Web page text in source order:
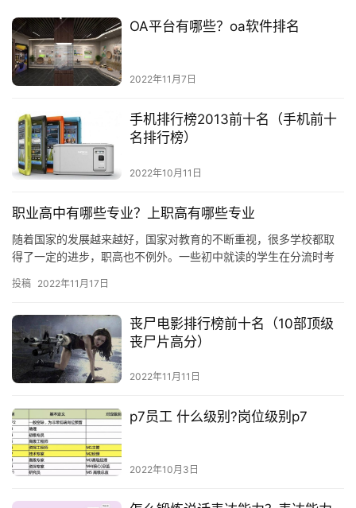
OA平台有哪些？oa软件排名
2022年11月7日
手机排行榜2013前十名（手机前十
名排行榜）
2022年10月11日
职业高中有哪些专业？上职高有哪些专业
随着国家的发展越来越好，国家对教育的不断重视，很多学校都取
得了一定的进步，职高也不例外。一些初中就读的学生在分流时考
习？热…
投稿 2022年11月17日
丧尸电影排行榜前十名（10部顶级
丧尸片高分）
2022年11月11日
p7员工 什么级别?岗位级别p7
2022年10月3日